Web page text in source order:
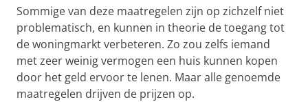
Sommige van deze maatregelen zijn op zichzelf niet
problematisch, en kunnen in theorie de toegang tot
de woningmarkt verbeteren. Zo zou zelfs iemand
met zeer weinig vermogen een huis kunnen kopen
door het geld ervoor te lenen. Maar alle genoemde
maatregelen drijven de prijzen op.